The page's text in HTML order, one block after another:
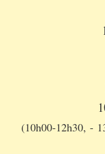
(10h00-12h30, -